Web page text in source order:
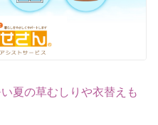
夏の草むしりや衣替えも